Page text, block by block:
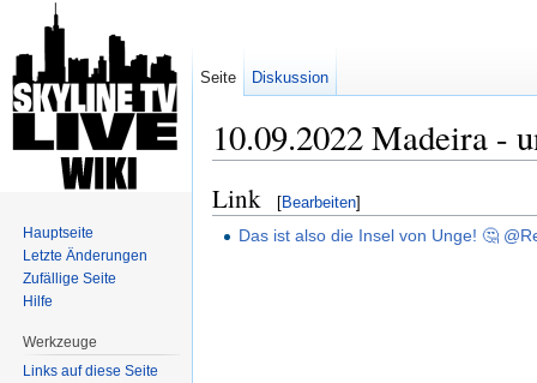
10.09.2022 Madeira -
Link [Bearbeiten]
Das ist also die Insel von Unge! 🤔
Seite Diskussion
Hauptseite
Letzte Änderungen
Zufällige Seite
Hilfe
Werkzeuge
Links auf diese Seite